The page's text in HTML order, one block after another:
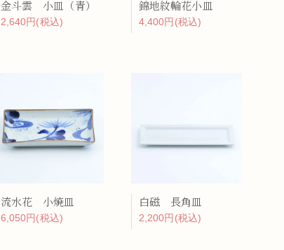
金斗雲 小皿（青）
2,640円(税込)
錦地紋輪花小皿
4,400円(税込)
流水花 小焼皿
6,050円(税込)
白磁 長角皿
2,200円(税込)